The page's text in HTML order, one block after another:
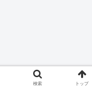
検索 トップ